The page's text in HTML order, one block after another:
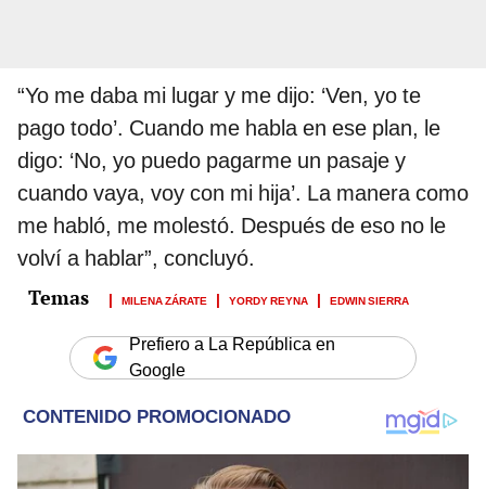
“Yo me daba mi lugar y me dijo: ‘Ven, yo te
pago todo’. Cuando me habla en ese plan, le
digo: ‘No, yo puedo pagarme un pasaje y
cuando vaya, voy con mi hija’. La manera como
me habló, me molestó. Después de eso no le
volví a hablar”, concluyó.
MILENA ZÁRATE YORDY REYNA EDWIN SIERRA
Prefiero a La República en
Google